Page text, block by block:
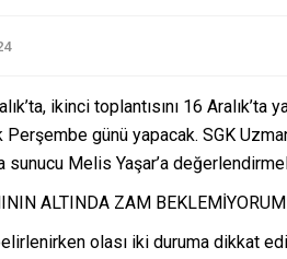
ikinci toplantısını 16
Perşembe günü yapacak. SGK
sunucu Melis Yaşar’a
ALTINDA ZAM
olası iki duruma dikkat